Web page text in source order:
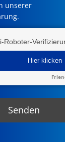
unserer
Roboter-
Hier klicken